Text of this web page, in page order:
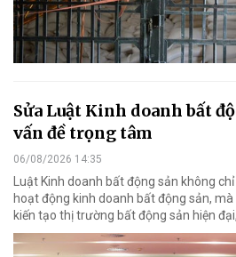
Sửa Luật Kinh doanh bất
vấn đề trọng tâm
06/08/2026 14:35
Luật Kinh doanh bất động sản không
hoạt động kinh doanh bất động sản,
kiến tạo thị trường bất động sản hiện